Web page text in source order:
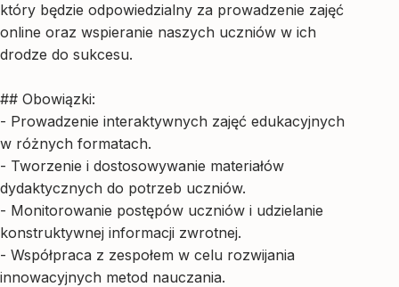
który będzie odpowiedzialny za prowadzenie zajęć
online oraz wspieranie naszych uczniów w ich
drodze do sukcesu.
## Obowiązki:
- Prowadzenie interaktywnych zajęć edukacyjnych
w różnych formatach.
- Tworzenie i dostosowywanie materiałów
dydaktycznych do potrzeb uczniów.
- Monitorowanie postępów uczniów i udzielanie
konstruktywnej informacji zwrotnej.
- Współpraca z zespołem w celu rozwijania
innowacyjnych metod nauczania.